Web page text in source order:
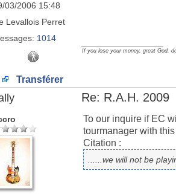
03/2006 15:48
Levallois Perret
1014
If you lose your money, great God,
Transférer
Re: R.A.H. 2009
To our inquire if EC
tourmanager with
Citation :
......we will not be